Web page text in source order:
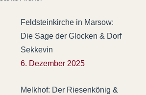
Feldsteinkirche in Marsow:
Die Sage der Glocken & Dorf
Sekkevin
6. Dezember 2025
Melkhof: Der Riesenkönig &